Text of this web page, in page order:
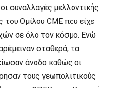
συναλλαγές μελλοντικής
Ομίλου CME που είχε
σε όλο τον κόσμο. Ενώ
σταθερά, τα
άνοδο καθώς οι
τους γεωπολιτικούς